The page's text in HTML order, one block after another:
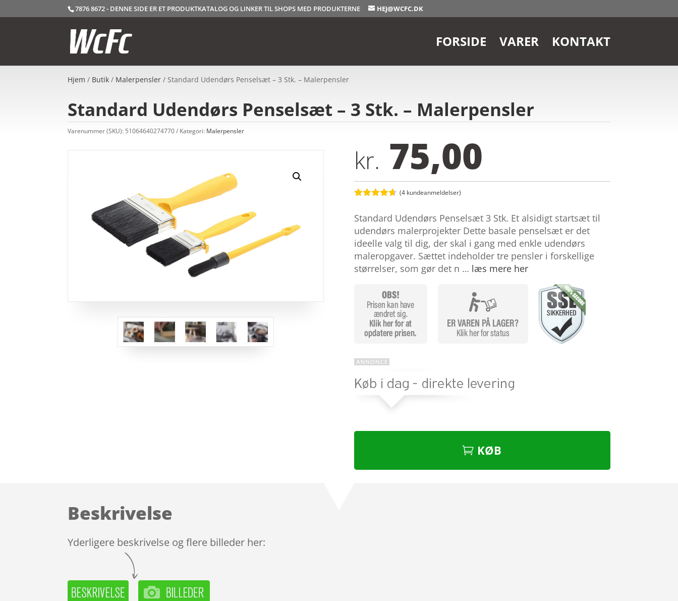
7876 8672 - DENNE SIDE ER ET PRODUKTKATALOG OG LINKER TIL SHOPS MED PRODUKTERNE HEJ@WCFC.DK
FORSIDE VARER KONTAKT
Hjem / Butik / Malerpensler / Standard Udendørs Penselsæt – 3 Stk. – Malerpensler
Standard Udendørs Penselsæt – 3 Stk. – Malerpensler
Varenummer (SKU): 51064640274770 Kategori: Malerpensler
kr. 75,00
ud af 5
baseret på
kundebedø
mmelser
(4kundeanmeldelser)
Standard Udendørs Penselsæt 3 Stk. Et alsidigt startsæt til
udendørs malerprojekter Dette basale penselsæt er det
ideelle valg til dig, der skal i gang med enkle udendørs
maleropgaver. Sættet indeholder tre pensler i forskellige
størrelser, som gør det n … læs mere her
KØB
Beskrivelse
Yderligere beskrivelse og flere billeder her: